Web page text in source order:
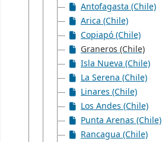
Antofagasta (Chile)
Arica (Chile)
Copiapó (Chile)
Graneros (Chile)
Isla Nueva (Chile)
La Serena (Chile)
Linares (Chile)
Los Andes (Chile)
Punta Arenas (Chile)
Rancagua (Chile)